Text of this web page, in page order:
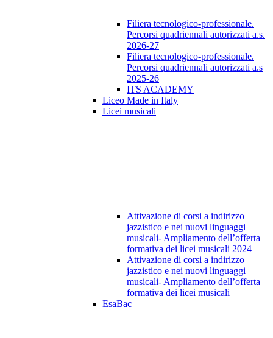
Filiera tecnologico-professionale.
Percorsi quadriennali autorizzati a.s.
2026-27
Filiera tecnologico-professionale.
Percorsi quadriennali autorizzati a.s
2025-26
ITS ACADEMY
Liceo Made in Italy
Licei musicali
Attivazione di corsi a indirizzo
jazzistico e nei nuovi linguaggi
musicali- Ampliamento dell’offerta
formativa dei licei musicali 2024
Attivazione di corsi a indirizzo
jazzistico e nei nuovi linguaggi
musicali- Ampliamento dell’offerta
formativa dei licei musicali
EsaBac